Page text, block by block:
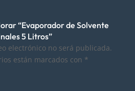
“Evaporador de Solvente
5 Litros”
electrónico no será publicada.
están marcados con *